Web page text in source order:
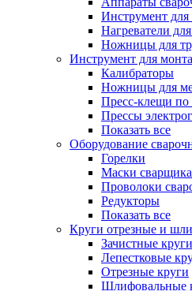
Инструмент для
Нагреватели
Ножницы для
Инструмент для
Калибраторы
Ножницы для
Пресс-клещи по
Прессы
Показать все
Оборудование
Горелки
Маски сварщика
Проволоки
Редукторы
Показать все
Круги отрезные и
Зачистные круги
Лепестковые
Отрезные круги
Шлифовальные